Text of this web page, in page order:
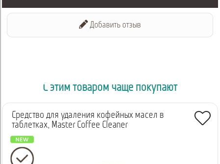
Универсальная силиконовая смазка – надежный помощник в
уходе за механизмами, требующими смазки и защиты.
Добавить отзыв
С этим товаром чаще покупают
Средство для удаления кофейных масел в
таблетках, Master Coffee Cleaner